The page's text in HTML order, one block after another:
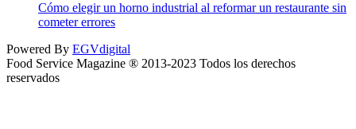
Cómo elegir un horno industrial al reformar un restaurante sin
cometer errores
Powered By EGVdigital
Food Service Magazine ® 2013-2023 Todos los derechos
reservados